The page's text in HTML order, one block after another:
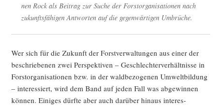
nen Rock als Bei­trag zur Suche der Forst­or­ga­ni­sa­tio­nen nach
zukunfts­fä­hi­gen Ant­wor­ten auf die gegen­wär­ti­gen Umbrüche.
Wer sich für die Zukunft der Forst­ver­wal­tun­gen aus einer der
beschrie­be­nen zwei Per­spek­ti­ven – Geschlech­ter­ver­hält­nis­se in
Forst­or­ga­ni­sa­tio­nen bzw. in der wald­be­zo­ge­nen Umwelt­bil­dung
– inter­es­siert, wird dem Band auf jeden Fall was abge­win­nen
kön­nen. Eini­ges dürf­te aber auch dar­über hin­aus inter­es­